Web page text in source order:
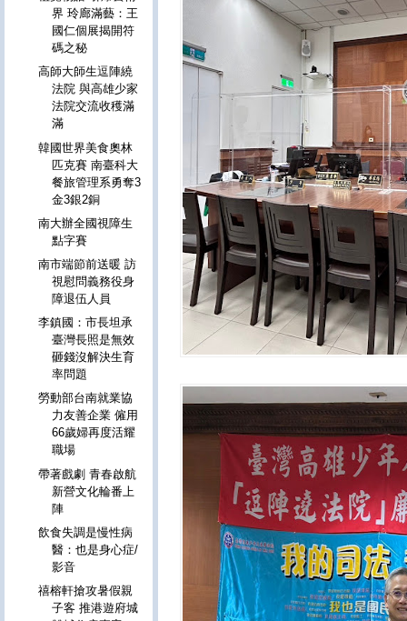
界 玲廊滿藝：王
國仁個展揭開符
碼之秘
高師大師生逗陣繞
法院 與高雄少家
法院交流收穫滿
滿
韓國世界美食奧林
匹克賽 南臺科大
餐旅管理系勇奪3
金3銀2銅
南大辦全國視障生
點字賽
南市端節前送暖 訪
視慰問義務役身
障退伍人員
李鎮國：市長坦承
臺灣長照是無效
砸錢沒解決生育
率問題
勞動部台南就業協
力友善企業 僱用
66歲婦再度活耀
職場
帶著戲劇 青春啟航
新營文化輪番上
陣
飲食失調是慢性病
醫：也是身心症/
影音
禧榕軒搶攻暑假親
子客 推港遊府城